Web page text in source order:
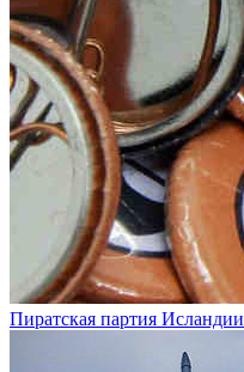
Пиратская партия